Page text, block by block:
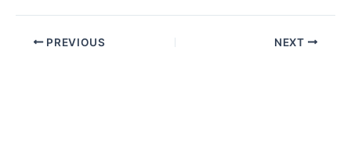
PREVIOUS NEXT